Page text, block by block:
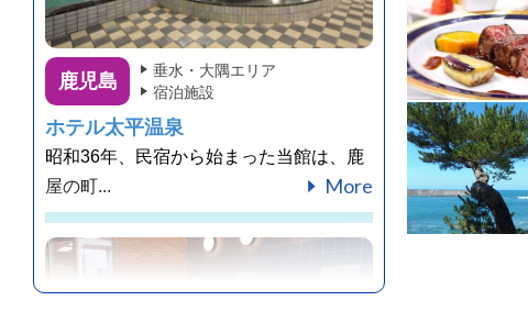
鹿児島
垂水・大隅エリア
宿泊施設
ホテル太平温泉
昭和36年、民宿から始まった当館は、鹿
屋の町...
More